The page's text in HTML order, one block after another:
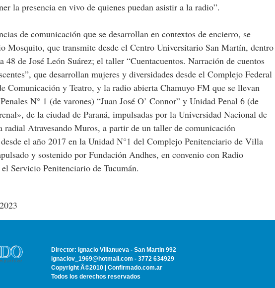
la presencia en vivo de quienes puedan asistir a la radio”.
de comunicación que se desarrollan en contextos de encierro, se
Mosquito, que transmite desde el Centro Universitario San Martín, dentro
48 de José León Suárez; el taller “Cuentacuentos. Narración de cuentos
que desarrollan mujeres y diversidades desde el Complejo Federal
Comunicación y Teatro, y la radio abierta Chamuyo FM que se llevan
N° 1 (de varones) “Juan José O’ Connor” y Unidad Penal 6 (de
de la ciudad de Paraná, impulsadas por la Universidad Nacional de
radial Atravesando Muros, a partir de un taller de comunicación
el año 2017 en la Unidad N°1 del Complejo Penitenciario de Villa
y sostenido por Fundación Andhes, en convenio con Radio
Servicio Penitenciario de Tucumán.
Director: Ignacio Villanueva - San Martin 992
ignaciov_1969@hotmail.com - 3772 634929
Copyright Â©2010 | Confirmado.com.ar
Todos los derechos reservados